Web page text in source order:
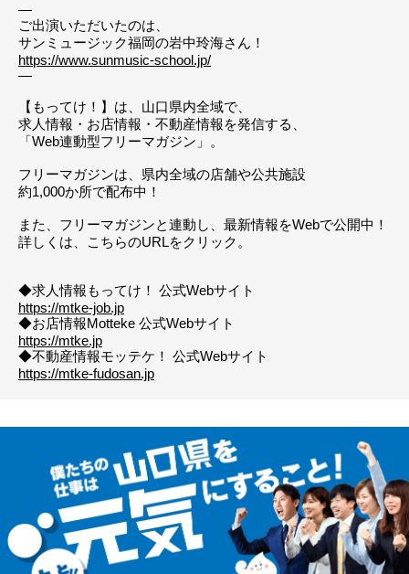
—
ご出演いただいたのは、
サンミュージック福岡の岩中玲海さん！
https://www.sunmusic-school.jp/
—
【もってけ！】は、山口県内全域で、
求人情報・お店情報・不動産情報を発信する、
「Web連動型フリーマガジン」。
フリーマガジンは、県内全域の店舗や公共施設
約1,000か所で配布中！
また、フリーマガジンと連動し、最新情報をWebで公開中！
詳しくは、こちらのURLをクリック。
◆求人情報もってけ！ 公式Webサイト
https://mtke-job.jp
◆お店情報Motteke 公式Webサイト
https://mtke.jp
◆不動産情報モッテケ！ 公式Webサイト
https://mtke-fudosan.jp